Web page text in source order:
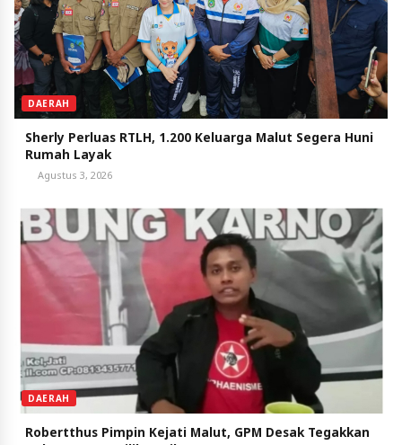
DAERAH
Sherly Perluas RTLH, 1.200 Keluarga Malut Segera Huni
Rumah Layak
Agustus 3, 2026
DAERAH
Robertthus Pimpin Kejati Malut, GPM Desak Tegakkan